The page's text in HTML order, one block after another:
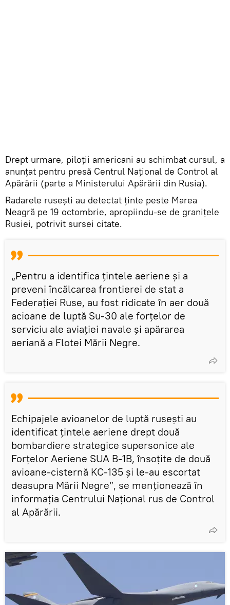
Drept urmare, piloții americani au schimbat cursul, a
anunțat pentru presă Centrul Național de Control al
Apărării (parte a Ministerului Apărării din Rusia).
Radarele rusești au detectat ținte peste Marea
Neagră pe 19 octombrie, apropiindu-se de granițele
Rusiei, potrivit sursei citate.
„Pentru a identifica țintele aeriene și a
preveni încălcarea frontierei de stat a
Federației Ruse, au fost ridicate în aer două
acioane de luptă Su-30 ale forțelor de
serviciu ale aviației navale și apărarea
aeriană a Flotei Mării Negre.
Echipajele avioanelor de luptă rusești au
identificat țintele aeriene drept două
bombardiere strategice supersonice ale
Forțelor Aeriene SUA B-1B, însoțite de două
avioane-cisternă KC-135 și le-au escortat
deasupra Mării Negre”, se menționează în
informația Centrului Național rus de Control
al Apărării.